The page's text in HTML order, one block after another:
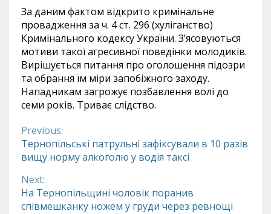
За даним фактом відкрито кримінальне
провадження за ч. 4 ст. 296 (хуліганство)
Кримінального кодексу України. З’ясовуються
мотиви такої агресивної поведінки молодиків.
Вирішується питання про оголошення підозри
та обрання їм міри запобіжного заходу.
Нападникам загрожує позбавлення волі до
семи років. Триває слідство.
Continue
Reading
Previous:
Тернопільські патрульні зафіксували в 10 разів
вищу норму алкоголю у водія таксі
Next:
На Тернопільщині чоловік поранив
співмешканку ножем у груди через ревнощі